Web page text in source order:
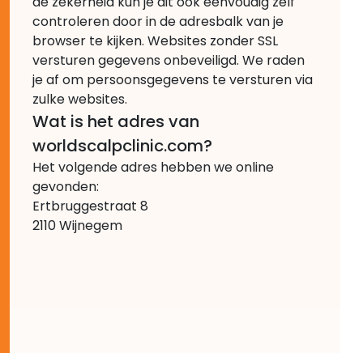
controleren door in de adresbalk van je
browser te kijken. Websites zonder SSL
versturen gegevens onbeveiligd. We raden
je af om persoonsgegevens te versturen via
zulke websites.
Wat is het adres van
worldscalpclinic.com?
Het volgende adres hebben we online
gevonden:
Ertbruggestraat 8
2110 Wijnegem